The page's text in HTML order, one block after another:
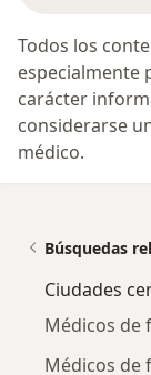
Todos los
especialmente
carácter
considerarse
médico.
Búsquedas
Ciudades
Médicos de
Médicos de